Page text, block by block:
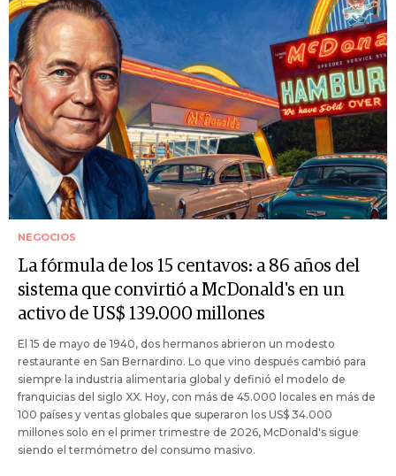
NEGOCIOS
La fórmula de los 15 centavos: a 86 años del
sistema que convirtió a McDonald's en un
activo de US$ 139.000 millones
El 15 de mayo de 1940, dos hermanos abrieron un modesto
restaurante en San Bernardino. Lo que vino después cambió para
siempre la industria alimentaria global y definió el modelo de
franquicias del siglo XX. Hoy, con más de 45.000 locales en más de
100 países y ventas globales que superaron los US$ 34.000
millones solo en el primer trimestre de 2026, McDonald's sigue
siendo el termómetro del consumo masivo.